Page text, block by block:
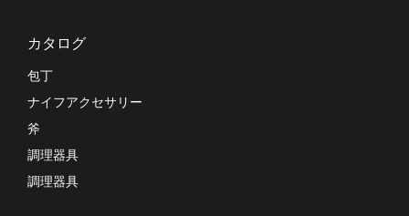
カタログ
包丁
ナイフアクセサリー
斧
調理器具
調理器具